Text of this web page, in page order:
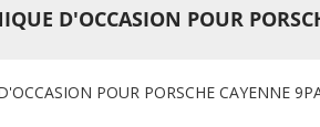
D'OCCASION POUR
POUR PORSCHE CAYENNE